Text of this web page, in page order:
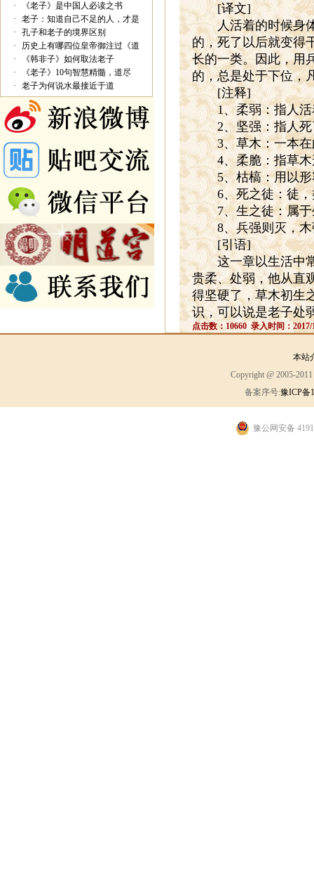
·
《老子》是中国人必读之书
·
老子：知道自己不足的人，才是
·
孔子和老子的境界区别
·
历史上有哪四位皇帝御注过《道
·
《韩非子》如何取法老子
·
《老子》10句智慧精髓，道尽
·
老子为何说水最接近于道
[译文]
人活着的时候身体
的，死了以后就变得
长的一类。因此，用
的，总是处于下位，
[注释]
1、柔弱：指人
2、坚强：指人
3、草木：一本
4、柔脆：指草
5、枯槁：用以
6、死之徒：徒
7、生之徒：属
8、兵强则灭，
[引语]
这一章以生活中常
贵柔、处弱，他从直
得坚硬了，草木初生
识，可以说是老子处
点击数：10660 录入时间：2017/
本站
Copyright @ 2005-
备案序号:豫ICP备
豫公网安备